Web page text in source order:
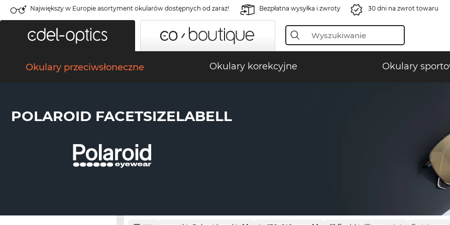
Największy w Europie asortyment okularów dostępnych od zaraz! Bezpłatna wysyłka i zwroty 30 dni na zwrot towaru
Okulary przeciwsłoneczne Okulary korekcyjne Okulary
POLAROID FACETSIZELABELL